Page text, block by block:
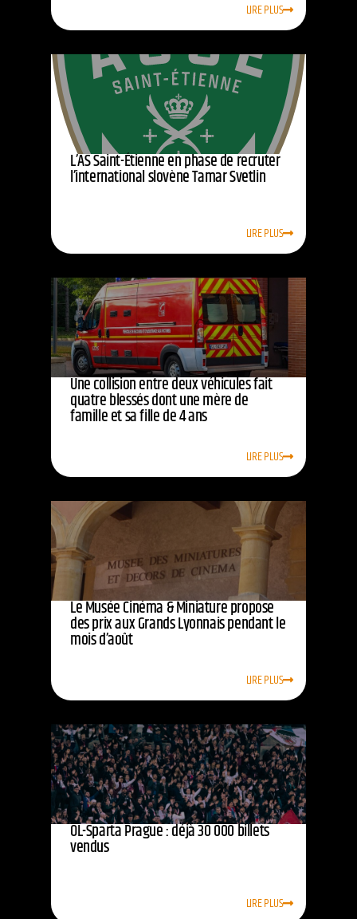
LIRE PLUS
L’AS Saint-Étienne en phase de recruter
l’international slovène Tamar Svetlin
LIRE PLUS
Une collision entre deux véhicules fait
quatre blessés dont une mère de
famille et sa fille de 4 ans
LIRE PLUS
Le Musée Cinéma & Miniature propose
des prix aux Grands Lyonnais pendant le
mois d’août
LIRE PLUS
OL-Sparta Prague : déjà 30 000 billets
vendus
LIRE PLUS